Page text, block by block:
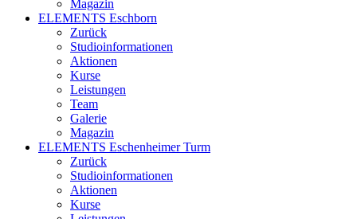
Magazin
ELEMENTS Eschborn
Zurück
Studioinformationen
Aktionen
Kurse
Leistungen
Team
Galerie
Magazin
ELEMENTS Eschenheimer Turm
Zurück
Studioinformationen
Aktionen
Kurse